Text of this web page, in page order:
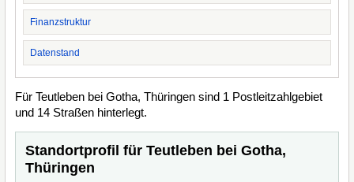
Finanzstruktur
Datenstand
Für Teutleben bei Gotha, Thüringen sind 1 Postleitzahlgebiet
und 14 Straßen hinterlegt.
Standortprofil für Teutleben bei Gotha,
Thüringen